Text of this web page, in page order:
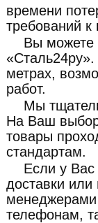
времени
требований к
Вы можете
метрах,
работ.
Мы
На Ваш выбор
товары
стандартам.
Если у Вас
доставки
телефонам,